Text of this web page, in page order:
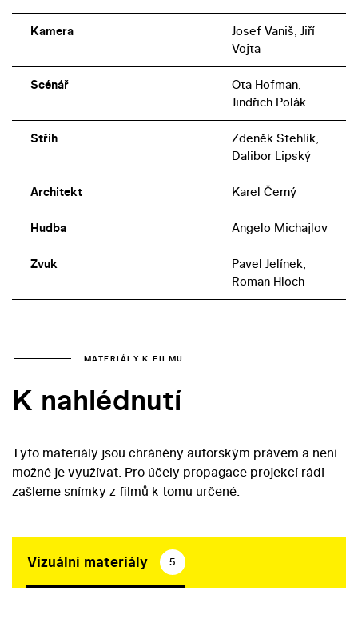
Kamera
Josef Vaniš, Jiří
Vojta
Scénář
Ota Hofman,
Jindřich Polák
Střih
Zdeněk Stehlík,
Dalibor Lipský
Architekt Karel Černý
Hudba Angelo Michajlov
Zvuk
Pavel Jelínek,
Roman Hloch
MATERIÁLY K FILMU
K nahlédnutí
Tyto materiály jsou chráněny autorským právem a není
možné je využívat. Pro účely propagace projekcí rádi
zašleme snímky z filmů k tomu určené.
Vizuální materiály 5